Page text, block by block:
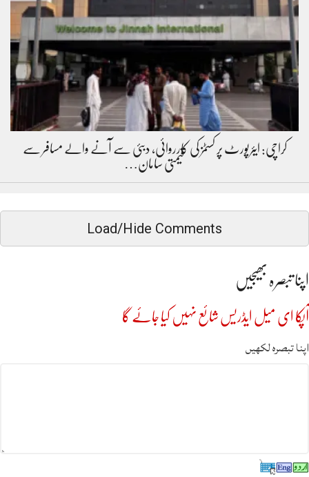
کراچی: ایئرپورٹ پر کسٹمز کی کارروائی، دبئی سے آنے والے مسافر سے
قیمتی سامان…
Load/Hide Comments
اپنا تبصرہ بھیجیں
آپکا ای میل ایڈریس شائع نہیں کیا جائے گا
اپنا تبصرہ لکھیں